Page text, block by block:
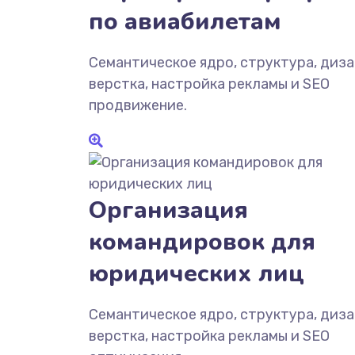
по авиабилетам
Семантическое ядро, структура,
верстка, настройка рекламы и SEO
продвижение.
Организация
командировок для
юридических лиц
Семантическое ядро, структура,
верстка, настройка рекламы и SEO